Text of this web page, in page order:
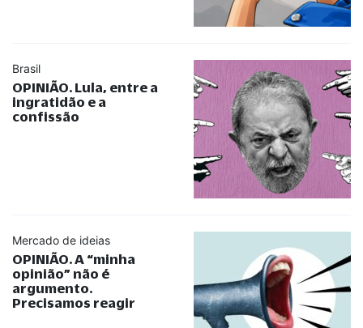
Brasil
OPINIÃO. Lula, entre a
ingratidão e a
confissão
Mercado de ideias
OPINIÃO. A “minha
opinião” não é
argumento.
Precisamos reagir